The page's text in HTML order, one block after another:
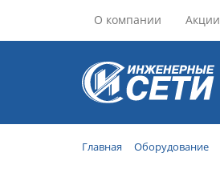
О компании Акции
Главная Оборудование